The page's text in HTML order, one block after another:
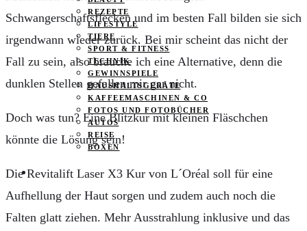
REZEPTE
LIFESTYLE
TIERE
SPORT & FITNESS
TECHNIK
GEWINNSPIELE
HAUSHALTSGERÄTE
KAFFEEMASCHINEN & CO
FOTOS UND FOTOBÜCHER
AUTOS
REISE
BOXEN
KIND & KEGEL
Schwangerschaftsflecken und im besten Fall bilden sie sich
irgendwann wieder zurück. Bei mir scheint das nicht der
Fall zu sein, also brauche ich eine Alternative, denn die
dunklen Stellen gefallen mir gar nicht.
Doch was tun? Eine Blitzkur mit kleinen Fläschchen
könnte die Lösung sein!
Die Revitalift Laser X3 Kur von L´Oréal soll für eine
Aufhellung der Haut sorgen und zudem auch noch die
Falten glatt ziehen. Mehr Ausstrahlung inklusive und das